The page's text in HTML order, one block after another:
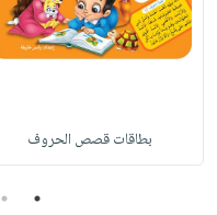
بطاقات قصص الحروف
1
2